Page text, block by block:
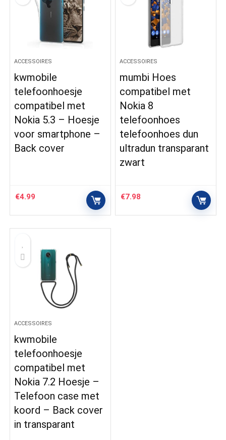
ACCESSOIRES
kwmobile
telefoonhoesje
compatibel met
Nokia 5.3 – Hoesje
voor smartphone –
Back cover
€4.99
ACCESSOIRES
mumbi Hoes
compatibel met
Nokia 8
telefoonhoes
telefoonhoes dun
ultradun transparant
zwart
€7.98
ACCESSOIRES
kwmobile
telefoonhoesje
compatibel met
Nokia 7.2 Hoesje –
Telefoon case met
koord – Back cover
in transparant